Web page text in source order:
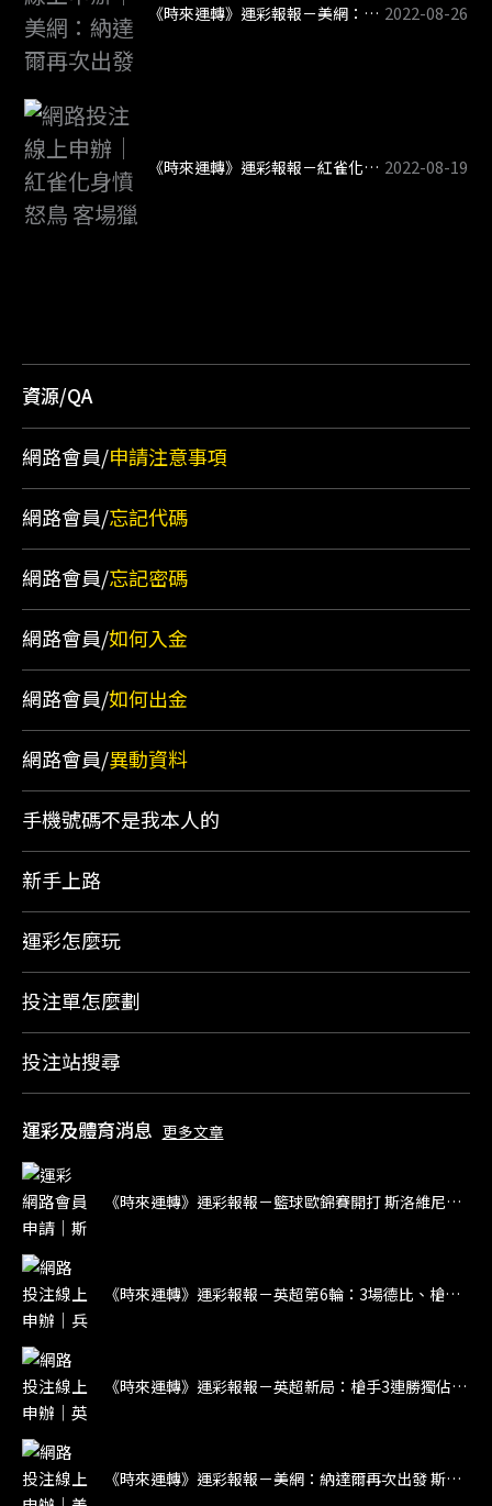
《時來運轉》運彩報報－美網：納達爾再次出發 斯威雅蒂力求回穩 2022-08-26
《時來運轉》運彩報報－紅雀化身憤怒鳥 客場獵捕響尾蛇 2022-08-19
資源/QA
網路會員/申請注意事項
網路會員/忘記代碼
網路會員/忘記密碼
網路會員/如何入金
網路會員/如何出金
網路會員/異動資料
手機號碼不是我本人的
新手上路
運彩怎麼玩
投注單怎麼劃
投注站搜尋
運彩及體育消息 更多文章
《時來運轉》運彩報報－籃球歐錦賽開打 斯洛維尼亞大戰立陶宛
《時來運轉》運彩報報－英超第6輪：3場德比、槍魔大戰
《時來運轉》運彩報報－英超新局：槍手3連勝獨佔榜首 紅軍未開胡倒數第5
《時來運轉》運彩報報－美網：納達爾再次出發 斯威雅蒂力求回穩